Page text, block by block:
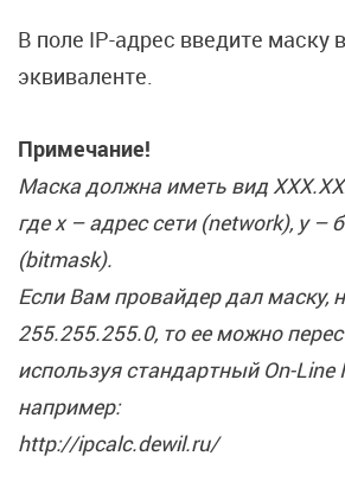
В поле IP-адрес введите маску
эквиваленте.
Примечание!
Маска должна иметь вид
где x – адрес сети (network), y –
(bitmask).
Если Вам провайдер дал маску,
255.255.255.0, то ее можно
используя стандартный On-Line
например:
http://ipcalc.dewil.ru/